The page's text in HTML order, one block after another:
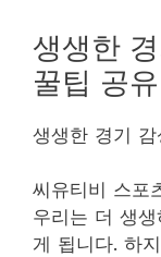
생생한
꿀팁 공유
생생한 경기
씨유티비 스포
우리는 더 생
게 됩니다. 하